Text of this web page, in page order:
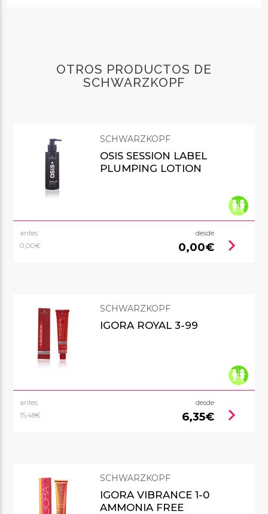
OTROS PRODUCTOS DE
SCHWARZKOPF
SCHWARZKOPF
OSIS SESSION LABEL
PLUMPING LOTION
antes
0,00€
desde
0,00€ chevron_right
SCHWARZKOPF
IGORA ROYAL 3-99
antes
15,48€
desde
6,35€ chevron_right
SCHWARZKOPF
IGORA VIBRANCE 1-0
AMMONIA FREE